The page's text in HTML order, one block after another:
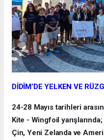
DİDİM’DE YELKEN VE
24-28 Mayıs tarihleri
Kite - Wingfoil
Çin, Yeni Zelanda ve